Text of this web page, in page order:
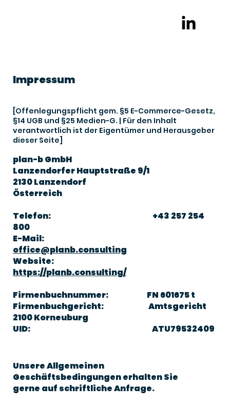
Impressum
[Offenlegungspflicht gem. §5 E-Commerce-Gesetz,
§14 UGB und §25 Medien-G. | Für den Inhalt
verantwortlich ist der Eigentümer und Herausgeber
dieser Seite]
plan-b GmbH
Lanzendorfer Hauptstraße 9/1
2130 Lanzendorf
Österreich
Telefon: +43 257 254
800
E-Mail:
office@planb.consulting
Website:
https://planb.consulting/
Firmenbuchnummer: FN 601675 t
Firmenbuchgericht: Amtsgericht
2100 Korneuburg
UID: ATU79532409
Unsere Allgemeinen
Geschäftsbedingungen erhalten Sie
gerne auf schriftliche Anfrage.